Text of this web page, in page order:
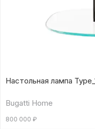
Настольная лампа
Bugatti Home
800 000 ₽